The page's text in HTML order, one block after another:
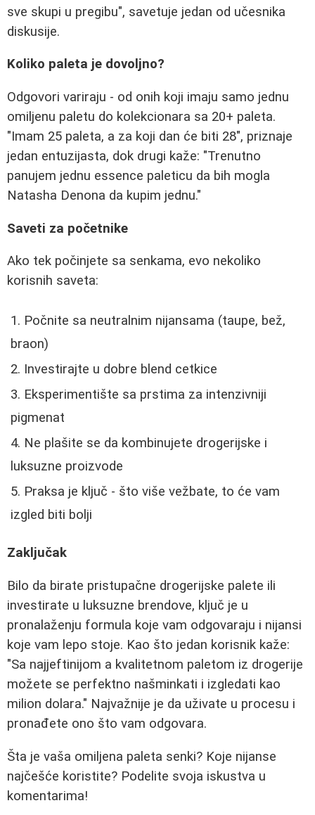
sve skupi u pregibu", savetuje jedan od učesnika
diskusije.
Koliko paleta je dovoljno?
Odgovori variraju - od onih koji imaju samo jednu
omiljenu paletu do kolekcionara sa 20+ paleta.
"Imam 25 paleta, a za koji dan će biti 28", priznaje
jedan entuzijasta, dok drugi kaže: "Trenutno
panujem jednu essence paleticu da bih mogla
Natasha Denona da kupim jednu."
Saveti za početnike
Ako tek počinjete sa senkama, evo nekoliko
korisnih saveta:
Počnite sa neutralnim nijansama (taupe, bež,
braon)
Investirajte u dobre blend cetkice
Eksperimentište sa prstima za intenzivniji
pigmenat
Ne plašite se da kombinujete drogerijske i
luksuzne proizvode
Praksa je ključ - što više vežbate, to će vam
izgled biti bolji
Zaključak
Bilo da birate pristupačne drogerijske palete ili
investirate u luksuzne brendove, ključ je u
pronalaženju formula koje vam odgovaraju i nijansi
koje vam lepo stoje. Kao što jedan korisnik kaže:
"Sa najjeftinijom a kvalitetnom paletom iz drogerije
možete se perfektno našminkati i izgledati kao
milion dolara." Najvažnije je da uživate u procesu i
pronađete ono što vam odgovara.
Šta je vaša omiljena paleta senki? Koje nijanse
najčešće koristite? Podelite svoja iskustva u
komentarima!